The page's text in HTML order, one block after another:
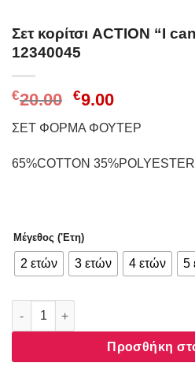
Σετ κορίτσι ACTION “I
12340045
€20.00 Original
was:
€20.00.
€9.00Η
τιμή
είναι:
€9.00.
ΣΕΤ ΦΟΡΜΑ ΦΟΥΤΕΡ
65%COTTON 35%POLYESTER
Μέγεθος ('Ετη)
2 ετών 3 ετών 4 ετών 5
Σετ κορίτσι ACTION “I can do
Προσθήκη